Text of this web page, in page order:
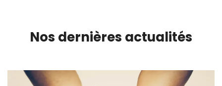
Nos dernières actualités